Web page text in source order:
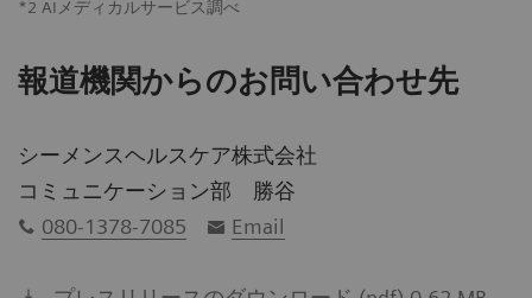
*2 AIメディカルサービス調べ
報道機関からのお問い合わせ先
シーメンスヘルスケア株式会社
コミュニケーション部 勝谷
080-1378-7085
Email